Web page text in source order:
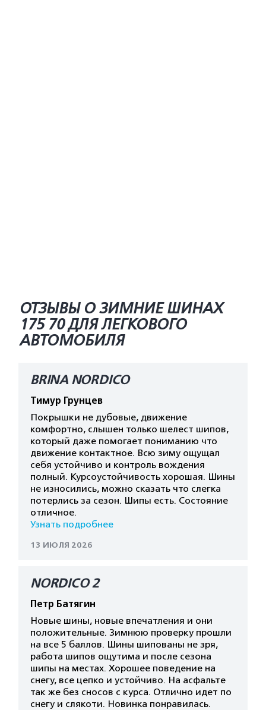
ОТЗЫВЫ О ЗИМНИЕ ШИНАХ
175 70 ДЛЯ ЛЕГКОВОГО
АВТОМОБИЛЯ
BRINA NORDICO
Тимур Грунцев
Покрышки не дубовые, движение
комфортно, слышен только шелест шипов,
который даже помогает пониманию что
движение контактное. Всю зиму ощущал
себя устойчиво и контроль вождения
полный. Курсоустойчивость хорошая. Шины
не износились, можно сказать что слегка
потерлись за сезон. Шипы есть. Состояние
отличное.
Узнать подробнее
13 ИЮЛЯ 2026
NORDICO 2
Петр Батягин
Новые шины, новые впечатления и они
положительные. Зимнюю проверку прошли
на все 5 баллов. Шины шипованы не зря,
работа шипов ощутима и после сезона
шипы на местах. Хорошее поведение на
снегу, все цепко и устойчиво. На асфальте
так же без сносов с курса. Отлично идет по
снегу и слякоти. Новинка понравилась.